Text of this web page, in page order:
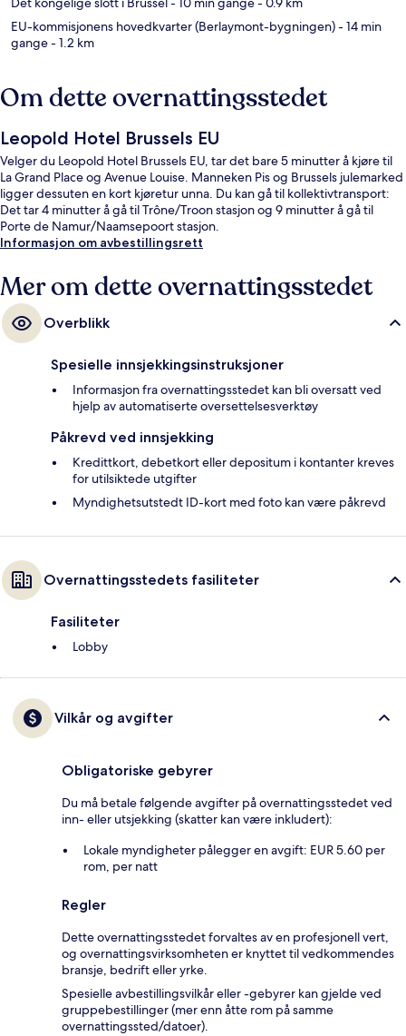
EU-kommisjonens hovedkvarter (Berlaymont-bygningen)- 14 min
gange- 1.2 km
Om dette overnattingsstedet
Leopold Hotel Brussels EU
Velger du Leopold Hotel Brussels EU, tar det bare 5 minutter å kjøre til
La Grand Place og Avenue Louise. Manneken Pis og Brussels julemarked
ligger dessuten en kort kjøretur unna. Du kan gå til kollektivtransport:
Det tar 4 minutter å gå til Trône/Troon stasjon og 9 minutter å gå til
Porte de Namur/Naamsepoort stasjon.
Informasjon om avbestillingsrett
Mer om dette overnattingsstedet
Overblikk
Spesielle innsjekkingsinstruksjoner
Informasjon fra overnattingsstedet kan bli oversatt ved
hjelp av automatiserte oversettelsesverktøy
Påkrevd ved innsjekking
Kredittkort, debetkort eller depositum i kontanter kreves
for utilsiktede utgifter
Myndighetsutstedt ID-kort med foto kan være påkrevd
Overnattingsstedets fasiliteter
Fasiliteter
Lobby
Vilkår og avgifter
Obligatoriske gebyrer
Du må betale følgende avgifter på overnattingsstedet ved
inn- eller utsjekking (skatter kan være inkludert):
Lokale myndigheter pålegger en avgift: EUR 5.60 per
rom, per natt
Regler
Dette overnattingsstedet forvaltes av en profesjonell vert,
og overnattingsvirksomheten er knyttet til vedkommendes
bransje, bedrift eller yrke.
Spesielle avbestillingsvilkår eller -gebyrer kan gjelde ved
gruppebestillinger (mer enn åtte rom på samme
overnattingssted/datoer).